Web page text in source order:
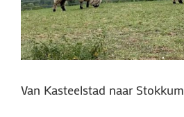
Van Kasteelstad naar Stokkum